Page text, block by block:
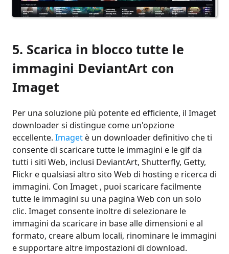
5. Scarica in blocco tutte le
immagini DeviantArt con
Imaget
Per una soluzione più potente ed efficiente, il Imaget
downloader si distingue come un'opzione
eccellente. Imaget è un downloader definitivo che ti
consente di scaricare tutte le immagini e le gif da
tutti i siti Web, inclusi DeviantArt, Shutterfly, Getty,
Flickr e qualsiasi altro sito Web di hosting e ricerca di
immagini. Con Imaget , puoi scaricare facilmente
tutte le immagini su una pagina Web con un solo
clic. Imaget consente inoltre di selezionare le
immagini da scaricare in base alle dimensioni e al
formato, creare album locali, rinominare le immagini
e supportare altre impostazioni di download.